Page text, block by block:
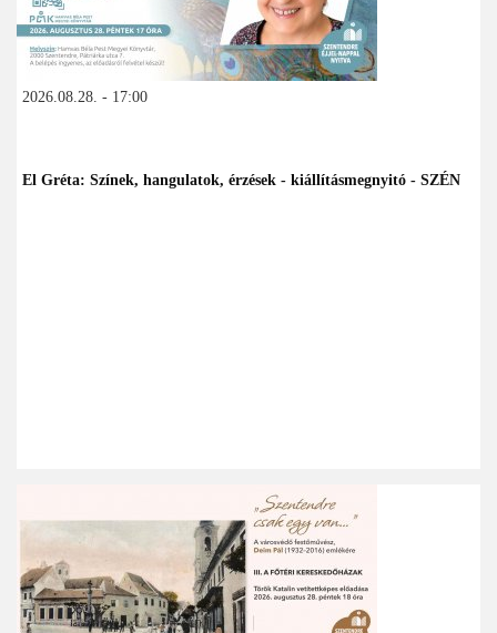
2026.08.28. - 17:00
El Gréta: Színek, hangulatok, érzések - kiállításmegnyitó - SZÉN